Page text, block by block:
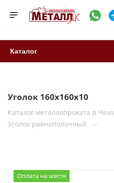
Каталог
Уголок 160х160х10
Каталог металлопроката в
Уголок равнополочный —
Оплата на месте